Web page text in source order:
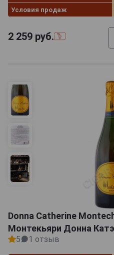
Условия продаж
2 259 руб.
Donna Catherine
Монтекьяри Донна
5 1 отзыв